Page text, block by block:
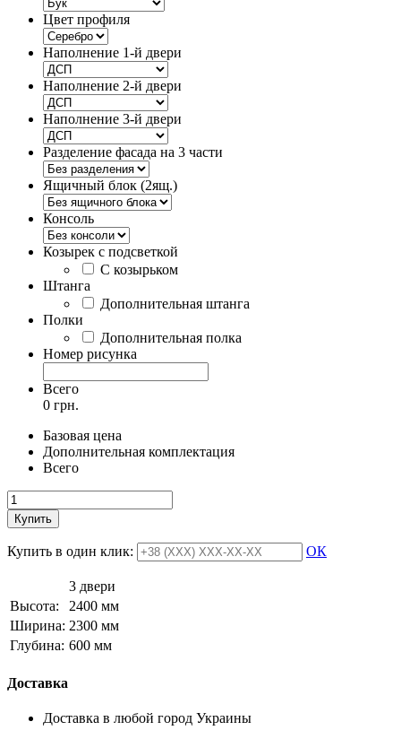
Цвет профиля
Наполнение 1-й двери
Наполнение 2-й двери
Наполнение 3-й двери
Разделение фасада на 3 части
Ящичный блок (2ящ.)
Консоль
Козырек с подсветкой
С козырьком
Штанга
Дополнительная штанга
Полки
Дополнительная полка
Номер рисунка
Всего
0 грн.
Базовая цена
Дополнительная комплектация
Всего
Купить
Купить в один клик: ОК
3 двери
Высота:
2400 мм
Ширина: 2300 мм
Глубина: 600 мм
Доставка
Доставка в любой город Украины